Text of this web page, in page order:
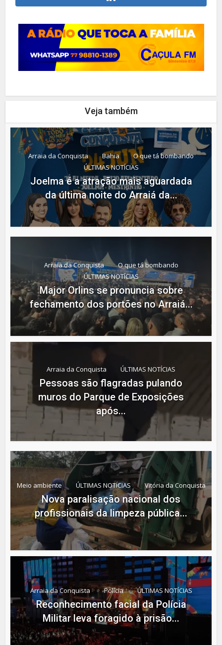
Veja também
Arraia da Conquista Bahia
O que tá bombando
ÚLTIMAS NOTÍCIAS
Joelma é a atração mais aguardada
da última noite do Arraiá da...
Arraia da Conquista
O que tá bombando
ÚLTIMAS NOTÍCIAS
Major Orlins se pronuncia sobre
fechamento dos portões no Arraiá...
Arraia da Conquista ÚLTIMAS NOTÍCIAS
Pessoas são flagradas pulando
muros do Parque de Exposições
após...
Meio ambiente ÚLTIMAS NOTÍCIAS Vitória da Conquista
Nova paralisação nacional dos
profissionais da limpeza pública...
Arraia da Conquista Polícia ÚLTIMAS NOTÍCIAS
Reconhecimento facial da Polícia
Militar leva foragido à prisão...